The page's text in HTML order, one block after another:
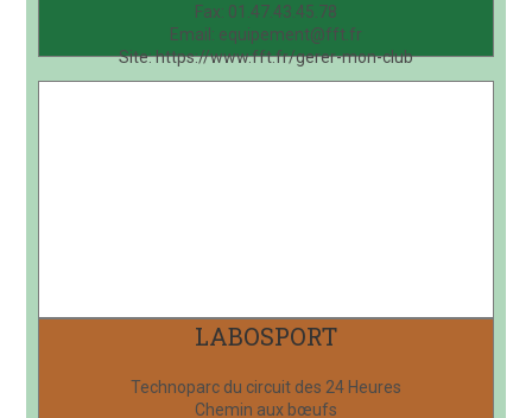
Fax: 01.47.43.45.78
Email: equipement@fft.fr
Site: https://www.fft.fr/gerer-mon-club
LABOSPORT
Technoparc du circuit des 24 Heures
Chemin aux bœufs